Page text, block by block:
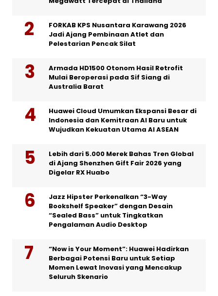
FORKAB KPS Nusantara Karawang 2026
Jadi Ajang Pembinaan Atlet dan
Pelestarian Pencak Silat
Armada HD1500 Otonom Hasil Retrofit
Mulai Beroperasi pada Sif Siang di
Australia Barat
Huawei Cloud Umumkan Ekspansi Besar di
Indonesia dan Kemitraan AI Baru untuk
Wujudkan Kekuatan Utama AI ASEAN
Lebih dari 5.000 Merek Bahas Tren Global
di Ajang Shenzhen Gift Fair 2026 yang
Digelar RX Huabo
Jazz Hipster Perkenalkan “3-Way
Bookshelf Speaker” dengan Desain
“Sealed Bass” untuk Tingkatkan
Pengalaman Audio Desktop
“Now is Your Moment”: Huawei Hadirkan
Berbagai Potensi Baru untuk Setiap
Momen Lewat Inovasi yang Mencakup
Seluruh Skenario